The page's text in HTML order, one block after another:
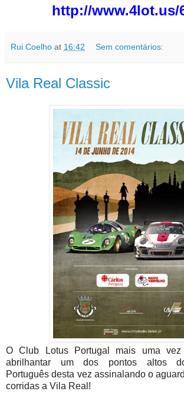
http://www.4lot.us/
Rui Coelho at 16:42 Sem comentários:
Vila Real Classic
O Club Lotus Portugal mais uma
abrilhantar um dos pontos altos
Português desta vez assinalando o
corridas a Vila Real!